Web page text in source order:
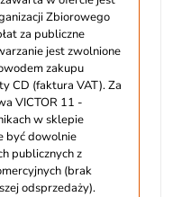
Zbiorowego
za publiczne
jest zwolnione
zakupu
CD (faktura VAT). Za
VICTOR 11 -
w sklepie
być dowolnie
publicznych z
(brak
odsprzedaży).